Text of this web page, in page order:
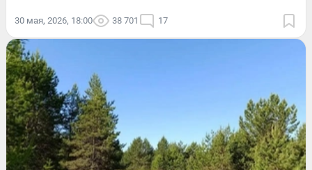
30 мая, 2026, 18:00 38 701 17